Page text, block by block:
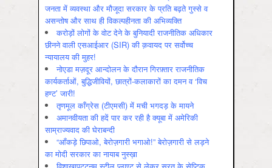
जनता में व्‍यवस्‍था और मौजूदा सरकार के प्रति बढ़ते गुस्‍से व
असन्‍तोष और साथ ही विकल्‍पहीनता की अभिव्‍यक्ति
करोड़ों लोगों के वोट देने के बुनियादी राजनीतिक अधिकार
छीनने वाली एसआईआर (SIR) की क़वायद पर सर्वोच्च
न्यायालय की मुहर!
नोएडा मज़दूर आन्दोलन के दौरान गिरफ़्तार राजनीतिक
कार्यकर्ताओं, बुद्धिजीवियों, छात्रों-कलाकारों का दमन व ‘विच
हण्ट’ जारी!
तृणमूल काँग्रेस (टीएमसी) में मची भगदड़ के मायने
अमानवीयता की हदें पार कर रही है क्यूबा में अमेरिकी
साम्राज्यवाद की घेराबन्दी
“आँकड़े छिपाओ, बेरोज़गारी भगाओ!” बेरोज़गारी से लड़ने
का मोदी सरकार का नायाब नुस्ख़ा